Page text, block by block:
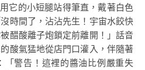
它的小短腿站得筆直，戴著白色
時間了，沾沾先生！宇宙水餃快
醋酸離子炮鎖定前離開！」話音
酸氣猛地從店門口灌入，伴隨著
「警告！這裡的醬油比例嚴重失